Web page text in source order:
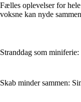
Fælles oplevelser for
voksne kan nyde sammen
Stranddag som
Skab minder sammen: